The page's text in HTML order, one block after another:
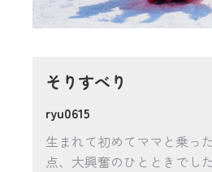
そりすべり
ryu0615
生まれて初めてママと乗っ
点、大興奮のひとときでし